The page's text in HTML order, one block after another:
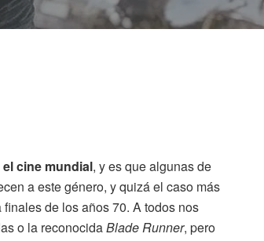
cine mundial, y es que algunas de
a este género, y quizá el caso más
de los años 70. A todos nos
o la reconocidaBlade Runner, pero